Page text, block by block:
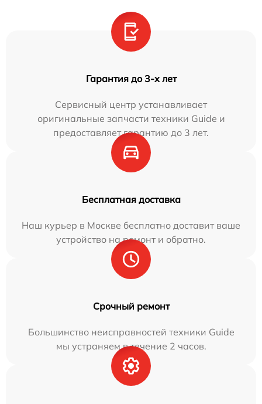
Гарантия до 3-х лет
Сервисный центр устанавливает
оригинальные запчасти техники Guide и
предоставляет гарантию до 3 лет.
Бесплатная доставка
Наш курьер в Москве бесплатно доставит ваше
устройство на ремонт и обратно.
Срочный ремонт
Большинство неисправностей техники Guide
мы устраняем в течение 2 часов.